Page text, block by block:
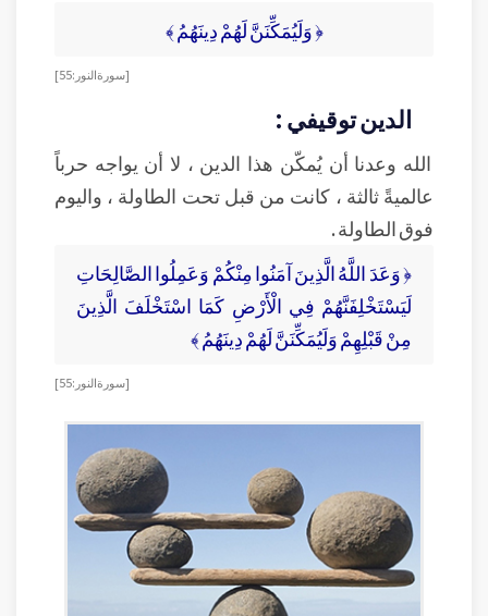
﴿ وَلَيُمَكِّنَنَّ لَهُمْ دِينَهُمُ ﴾
[ سورة النور : 55]
الدين توقيفي :
الله وعدنا أن يُمكّن هذا الدين ، لا أن يواجه حرباً
عالميةً ثالثة ، كانت من قبل تحت الطاولة ، واليوم
فوق الطاولة .
﴿ وَعَدَ اللَّهُ الَّذِينَ آمَنُوا مِنْكُمْ وَعَمِلُوا الصَّالِحَاتِ
لَيَسْتَخْلِفَنَّهُمْ فِي الْأَرْضِ كَمَا اسْتَخْلَفَ الَّذِينَ
مِنْ قَبْلِهِمْ وَلَيُمَكِّنَنَّ لَهُمْ دِينَهُمُ ﴾
[ سورة النور : 55]